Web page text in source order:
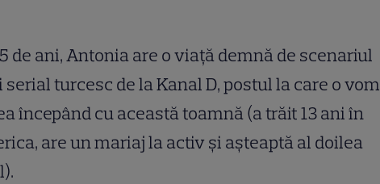
de ani, Antonia are o viaţă demnă de scenariul
turcesc de la Kanal D, postul la care o vom
începând cu această toamnă (a trăit 13 ani în
are un mariaj la activ şi aşteaptă al doilea